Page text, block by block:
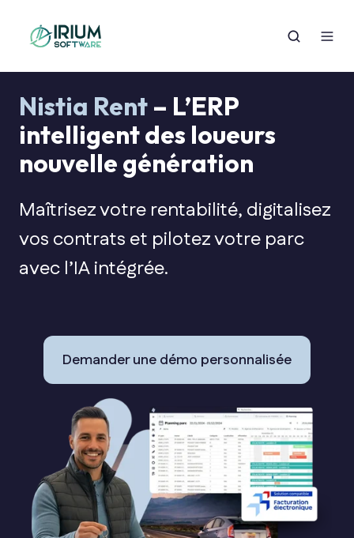
Nistia Rent – L’ERP
intelligent des loueurs
nouvelle génération
Maîtrisez votre rentabilité, digitalisez
vos contrats et pilotez votre parc
avec l’IA intégrée.
Demander une démo personnalisée